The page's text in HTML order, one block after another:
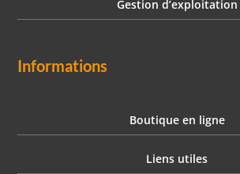
Gestion d’exploitation
Informations
Boutique en ligne
Liens utiles